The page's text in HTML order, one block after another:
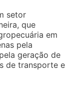
setor
que
em
pela
geração de
de transporte e